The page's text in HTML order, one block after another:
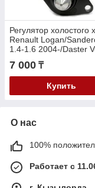
Регулятор холостого
Renault Logan/
1.4-1.6 2004-/Daster
2010-/Megane/ Lada
Largus 2012-
7 000 ₸
Купить
О нас
100%
Работает с